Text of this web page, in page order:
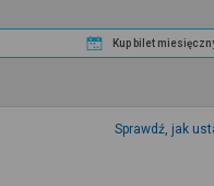
Kup bilet
Sprawdź, jak